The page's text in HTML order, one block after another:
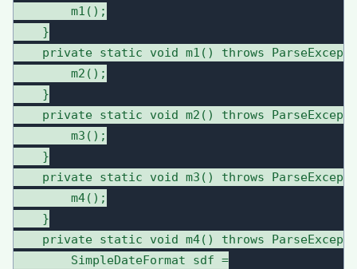
        m1();
    }
private static void m1() throws
        m2();
    }
private static void m2() throws
        m3();
    }
private static void m3() throws
        m4();
    }
private static void m4() throws
        SimpleDateFormat sdf =